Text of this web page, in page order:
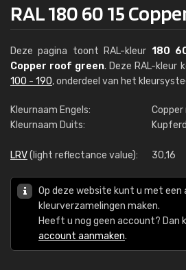
RAL 180 60 15
Deze pagina toont RAL-kleur 180
Copper roof green. Deze RAL-kleur
100 - 190, onderdeel van het
Kleurnaam Engels:
Kleurnaam Duits:
LRV(light reflectance value): 30,16
Op deze website kunt u met een
kleurverzamelingen maken.
Heeft u nog geen account? Dan
account aanmaken.